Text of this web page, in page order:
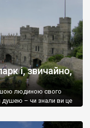
і, звичайно,
людиною свого
душею – чи знали ви це